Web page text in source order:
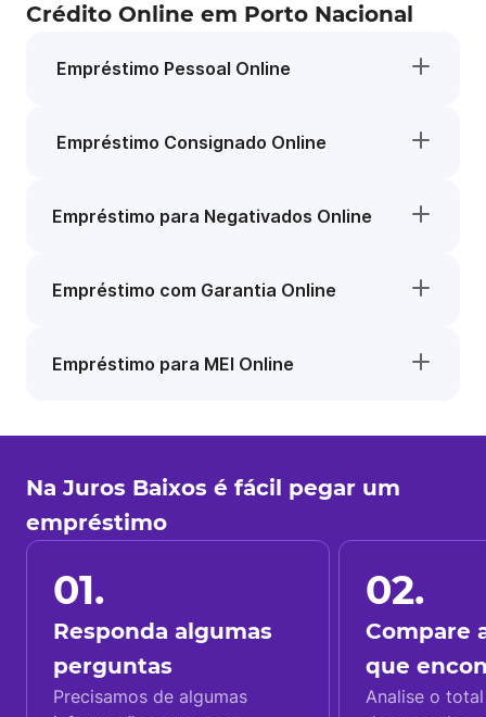
Crédito Online em Porto Nacional
Empréstimo Pessoal Online
Empréstimo Consignado Online
Empréstimo para Negativados Online
Empréstimo com Garantia Online
Empréstimo para MEI Online
Na Juros Baixos é fácil pegar um
empréstimo
01.
Responda algumas
perguntas
Precisamos de algumas
02.
Compare
que
Analise o